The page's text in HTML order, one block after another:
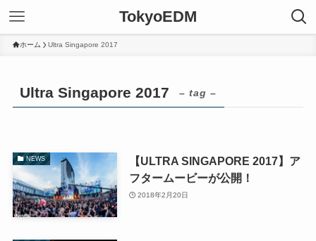
TokyoEDM
ホーム Ultra Singapore 2017
Ultra Singapore 2017 – tag –
NEWS
【ULTRA SINGAPORE 2017】ア
フタームービーが公開！
2018年2月20日